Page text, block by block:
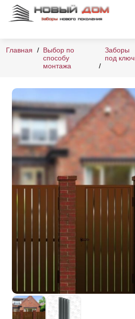
Главная
Выбор по
способу
монтажа
Заборы
под ключ